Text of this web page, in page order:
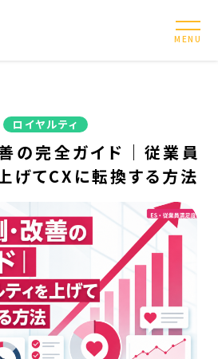
MENU
ロイヤルティ
の完全ガイド｜従業員
げてCXに転換する方法